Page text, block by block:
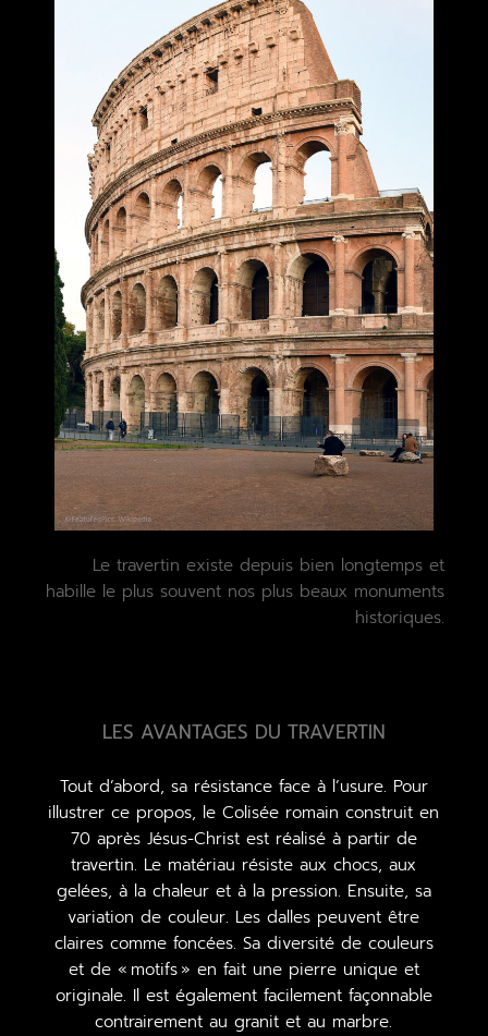
Le travertin existe depuis bien longtemps et
habille le plus souvent nos plus beaux monuments
historiques.
LES AVANTAGES DU TRAVERTIN
Tout d’abord, sa résistance face à l’usure. Pour
illustrer ce propos, le Colisée romain construit en
70 après Jésus-Christ est réalisé à partir de
travertin. Le matériau résiste aux chocs, aux
gelées, à la chaleur et à la pression. Ensuite, sa
variation de couleur. Les dalles peuvent être
claires comme foncées. Sa diversité de couleurs
et de « motifs » en fait une pierre unique et
originale. Il est également facilement façonnable
contrairement au granit et au marbre.